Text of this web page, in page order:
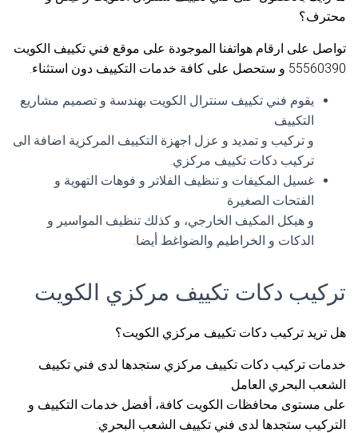
محترف؟
تواصل على ارقام هواتفنا الموجودة على موقع فني تكييف الكويت
55560390 و ستحصل على كافة خدمات التكييف دون استثناء.
يقوم فني تكييف سنترال الكويت بهندسة و تصميم مشاريع
التكييف
و تركيب و تمديد و عزل اجهزة التكييف المركزية اضافة الى
تركيب دكات تكييف مركزي.
غسيل المكيفات و تنظيف الفلاتر و فوهات التهوية و
الفتحات الصغيرة
و هيكل المكيف الخارجي، و كذلك تنظيف المواسير و
الدكات و الخراطيم والضواغط أيضا.
تركيب دكات تكييف مركزي الكويت
هل تريد تركيب دكات تكييف مركزي الكويت؟
خدمات تركيب دكات تكييف مركزي ستجدها لدى فني تكييف
الشعب البحري العامل
على مستوى محافظات الكويت كافة، أفضل خدمات التكييف و
التركيب ستجدها لدى فني تكييف الشعب البحري: